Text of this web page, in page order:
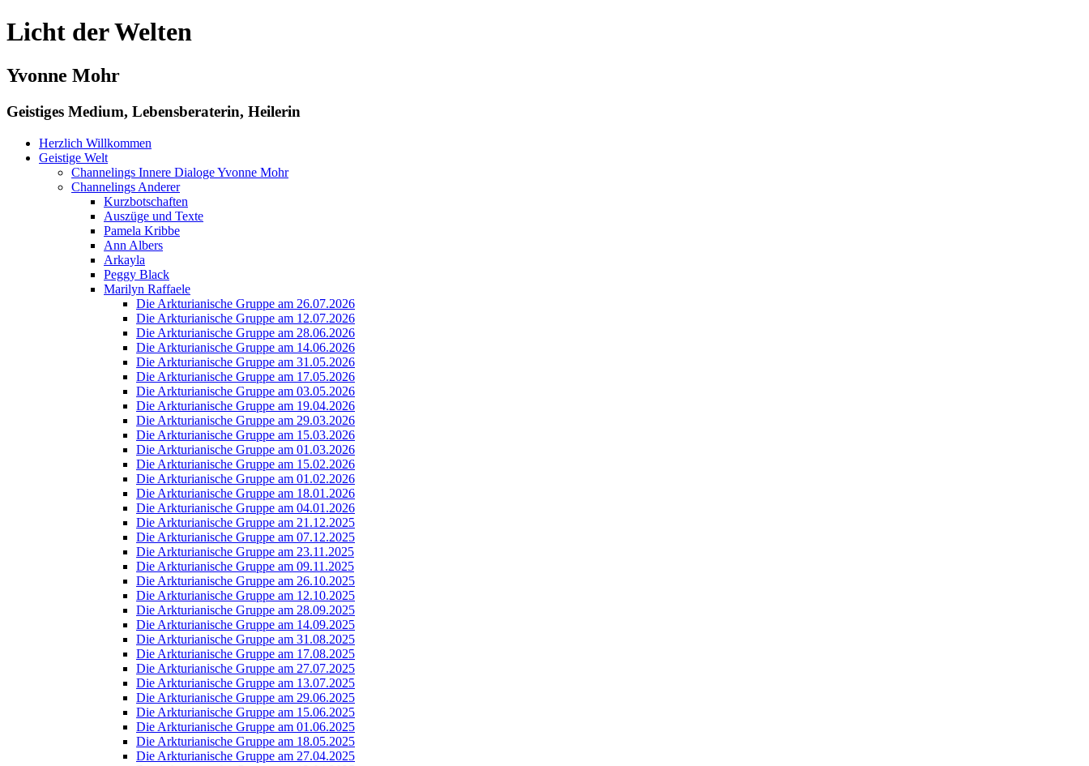
Licht der Welten
Yvonne Mohr
Geistiges Medium, Lebensberaterin, Heilerin
Herzlich Willkommen
Geistige Welt
Channelings Innere Dialoge Yvonne Mohr
Channelings Anderer
Kurzbotschaften
Auszüge und Texte
Pamela Kribbe
Ann Albers
Arkayla
Peggy Black
Marilyn Raffaele
Die Arkturianische Gruppe am 26.07.2026
Die Arkturianische Gruppe am 12.07.2026
Die Arkturianische Gruppe am 28.06.2026
Die Arkturianische Gruppe am 14.06.2026
Die Arkturianische Gruppe am 31.05.2026
Die Arkturianische Gruppe am 17.05.2026
Die Arkturianische Gruppe am 03.05.2026
Die Arkturianische Gruppe am 19.04.2026
Die Arkturianische Gruppe am 29.03.2026
Die Arkturianische Gruppe am 15.03.2026
Die Arkturianische Gruppe am 01.03.2026
Die Arkturianische Gruppe am 15.02.2026
Die Arkturianische Gruppe am 01.02.2026
Die Arkturianische Gruppe am 18.01.2026
Die Arkturianische Gruppe am 04.01.2026
Die Arkturianische Gruppe am 21.12.2025
Die Arkturianische Gruppe am 07.12.2025
Die Arkturianische Gruppe am 23.11.2025
Die Arkturianische Gruppe am 09.11.2025
Die Arkturianische Gruppe am 26.10.2025
Die Arkturianische Gruppe am 12.10.2025
Die Arkturianische Gruppe am 28.09.2025
Die Arkturianische Gruppe am 14.09.2025
Die Arkturianische Gruppe am 31.08.2025
Die Arkturianische Gruppe am 17.08.2025
Die Arkturianische Gruppe am 27.07.2025
Die Arkturianische Gruppe am 13.07.2025
Die Arkturianische Gruppe am 29.06.2025
Die Arkturianische Gruppe am 15.06.2025
Die Arkturianische Gruppe am 01.06.2025
Die Arkturianische Gruppe am 18.05.2025
Die Arkturianische Gruppe am 27.04.2025